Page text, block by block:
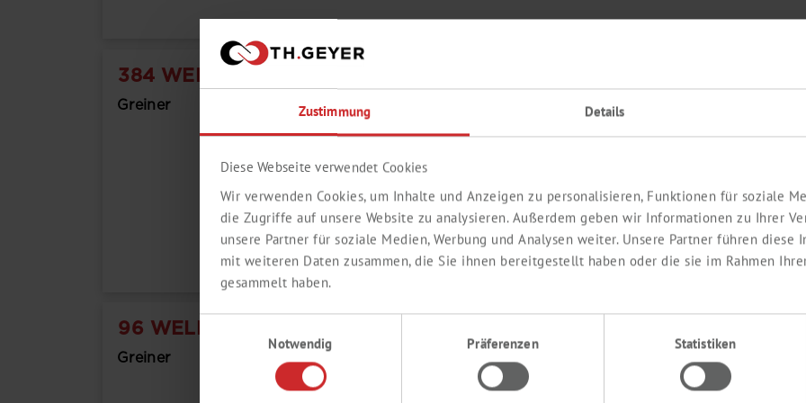
Zustimmung Details
Diese Webseite verwendet Cookies
Wir verwenden Cookies, um Inhalte und Anzeigen zu personalisieren, Funktionen für soziale
die Zugriffe auf unsere Website zu analysieren. Außerdem geben wir Informationen zu Ihrer
unsere Partner für soziale Medien, Werbung und Analysen weiter. Unsere Partner führen diese
mit weiteren Daten zusammen, die Sie ihnen bereitgestellt haben oder die sie im Rahmen
gesammelt haben.
Einwilligungsauswahl
Notwendig
Präferenzen Statistiken
384 WELL POLYSTYROL MICROPLATTEN - FESTER BODEN, WEISS /
Greiner
Die 384 Well Microplatten werden unter DIN ISO 9001
definiertes Lot-Nummern-System lückenlos
Systeme geeignet. Polystyrol ist ein hoch transparenter
Eigenschaften besitzt und somit sehr gut für präzise
es sich für das Arbeiten mit Zellkulturen. Die
sorgt für ein flexibles Arbeitsvolumen von 15 bis 110 μl,
wie vermindertes Kriechen und verminderte
96 WELL HALF AREA POLYSTYROL ZELLKULTUR MICROPLATTEN
Greiner
Die Polystyrol-Oberfläche einer unbehandelten